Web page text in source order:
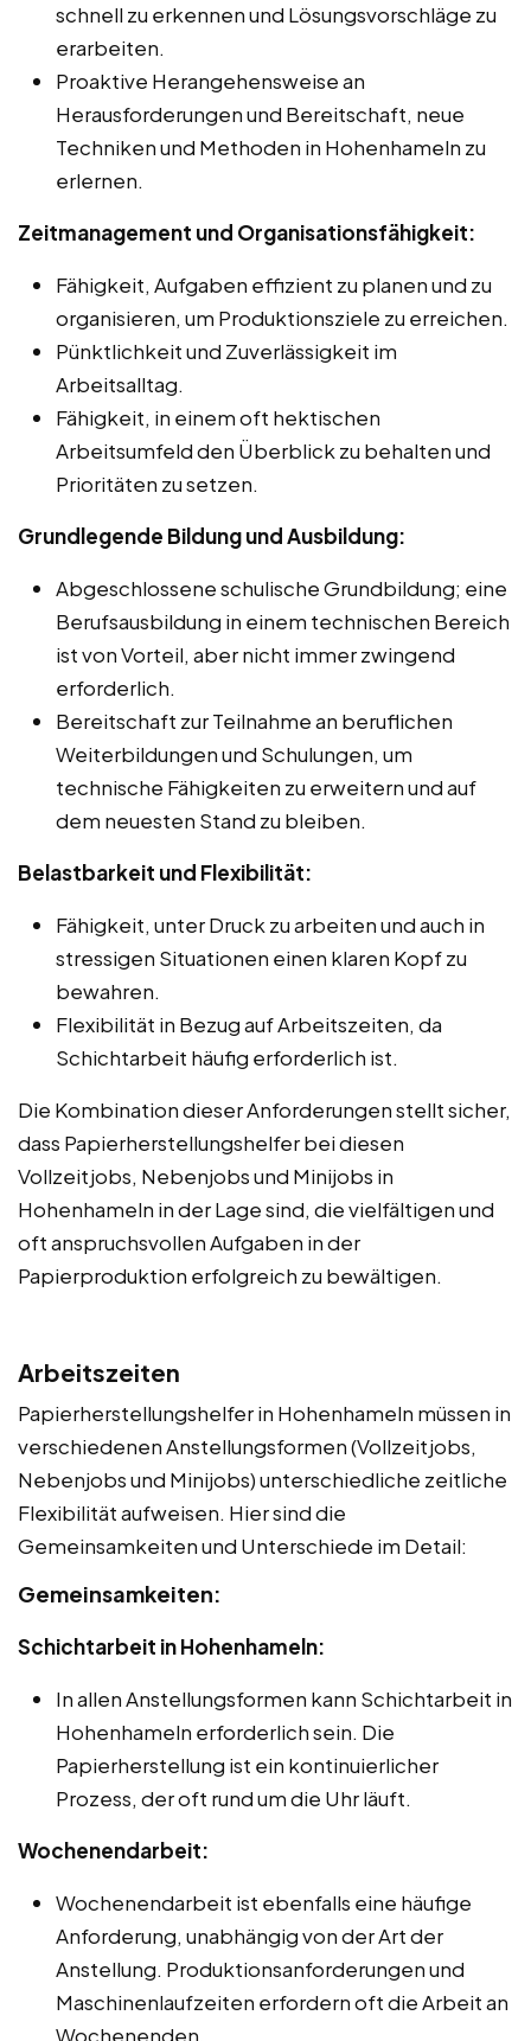
schnell zu erkennen und Lösungsvorschläge zu
erarbeiten.
Proaktive Herangehensweise an
Herausforderungen und Bereitschaft, neue
Techniken und Methoden in Hohenhameln zu
erlernen.
Zeitmanagement und Organisationsfähigkeit:
Fähigkeit, Aufgaben effizient zu planen und zu
organisieren, um Produktionsziele zu erreichen.
Pünktlichkeit und Zuverlässigkeit im
Arbeitsalltag.
Fähigkeit, in einem oft hektischen
Arbeitsumfeld den Überblick zu behalten und
Prioritäten zu setzen.
Grundlegende Bildung und Ausbildung:
Abgeschlossene schulische Grundbildung; eine
Berufsausbildung in einem technischen Bereich
ist von Vorteil, aber nicht immer zwingend
erforderlich.
Bereitschaft zur Teilnahme an beruflichen
Weiterbildungen und Schulungen, um
technische Fähigkeiten zu erweitern und auf
dem neuesten Stand zu bleiben.
Belastbarkeit und Flexibilität:
Fähigkeit, unter Druck zu arbeiten und auch in
stressigen Situationen einen klaren Kopf zu
bewahren.
Flexibilität in Bezug auf Arbeitszeiten, da
Schichtarbeit häufig erforderlich ist.
Die Kombination dieser Anforderungen stellt sicher,
dass Papierherstellungshelfer bei diesen
Vollzeitjobs, Nebenjobs und Minijobs in
Hohenhameln in der Lage sind, die vielfältigen und
oft anspruchsvollen Aufgaben in der
Papierproduktion erfolgreich zu bewältigen.
Arbeitszeiten
Papierherstellungshelfer in Hohenhameln müssen in
verschiedenen Anstellungsformen (Vollzeitjobs,
Nebenjobs und Minijobs) unterschiedliche zeitliche
Flexibilität aufweisen. Hier sind die
Gemeinsamkeiten und Unterschiede im Detail:
Gemeinsamkeiten:
Schichtarbeit in Hohenhameln:
In allen Anstellungsformen kann Schichtarbeit in
Hohenhameln erforderlich sein. Die
Papierherstellung ist ein kontinuierlicher
Prozess, der oft rund um die Uhr läuft.
Wochenendarbeit:
Wochenendarbeit ist ebenfalls eine häufige
Anforderung, unabhängig von der Art der
Anstellung. Produktionsanforderungen und
Maschinenlaufzeiten erfordern oft die Arbeit an
Wochenenden.